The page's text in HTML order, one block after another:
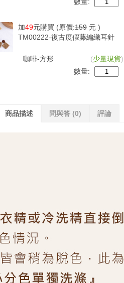
加49元購買 (原價:159 元 )
TM00222-復古度假藤編織耳針
咖啡-方形 (少量現貨)
數量:
商品描述 問與答 (0) 評論